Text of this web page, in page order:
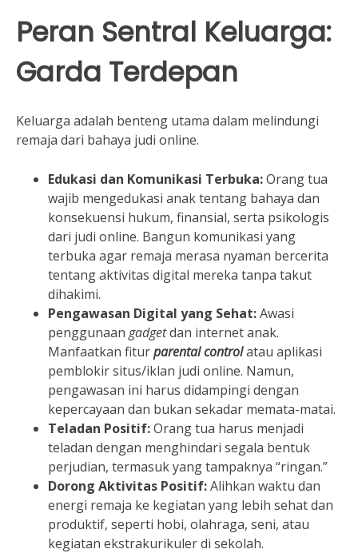
Peran Sentral Keluarga:
Garda Terdepan
Keluarga adalah benteng utama dalam melindungi
remaja dari bahaya judi online.
Edukasi dan Komunikasi Terbuka:Orang tua
wajib mengedukasi anak tentang bahaya dan
konsekuensi hukum, finansial, serta psikologis
dari judi online. Bangun komunikasi yang
terbuka agar remaja merasa nyaman bercerita
tentang aktivitas digital mereka tanpa takut
dihakimi.
Pengawasan Digital yang Sehat:Awasi
penggunaan gadgetdan internet anak.
Manfaatkan fiturparental controlatau aplikasi
pemblokir situs/iklan judi online. Namun,
pengawasan ini harus didampingi dengan
kepercayaan dan bukan sekadar memata-matai.
Teladan Positif:Orang tua harus menjadi
teladan dengan menghindari segala bentuk
perjudian, termasuk yang tampaknya “ringan.”
Dorong Aktivitas Positif:Alihkan waktu dan
energi remaja ke kegiatan yang lebih sehat dan
produktif, seperti hobi, olahraga, seni, atau
kegiatan ekstrakurikuler di sekolah.